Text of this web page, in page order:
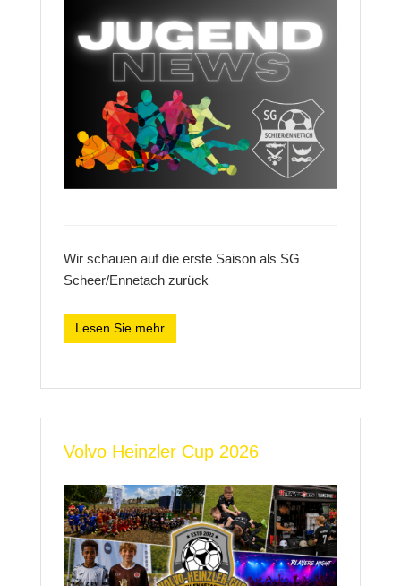
Wir schauen auf die erste Saison als SG
Scheer/Ennetach zurück
Lesen Sie mehr
Volvo Heinzler Cup 2026